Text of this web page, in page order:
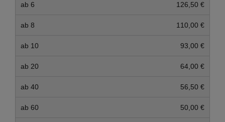
ab 6 126,50 €
ab 8 110,00 €
ab 10 93,00 €
ab 20 64,00 €
ab 40 56,50 €
ab 60 50,00 €